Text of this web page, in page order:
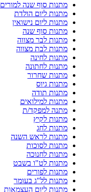
מתנות סוף שנה למורים
מתנות ליום הולדת
מתנות ליום נישואין
מתנות סוף שנה
מתנות לבר מצווה
מתנות לבת מצווה
מתנות לחינה
מתנות לחתונה
מתנות שחרור
מתנות גיוס
מתנות תודה
מתנות למילואים
מתנה למפקד/ת
מתנות לקיץ
מתנות לחג
מתנות לראש השנה
מתנות לסוכות
מתנות לחנוכה
מתנות לט"ו בשבט
מתנות לפורים
מתנות לל"ג בעומר
מתנות ליום העצמאות